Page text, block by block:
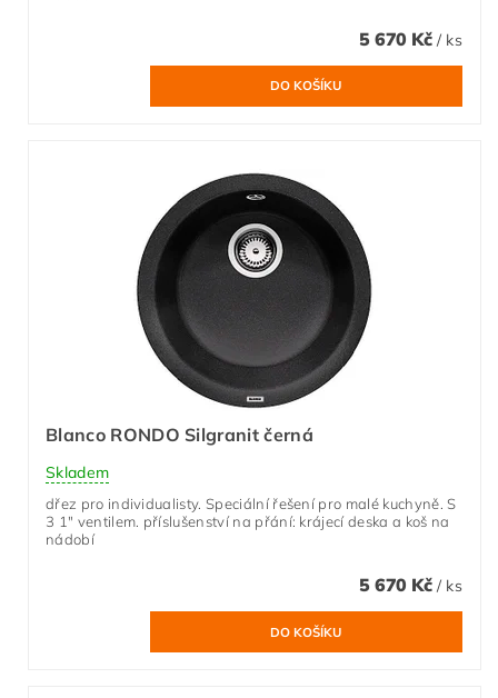
5 670 Kč / ks
Blanco RONDO Silgranit černá
Skladem
dřez pro individualisty. Speciální řešení pro malé kuchyně. S
3 1" ventilem. příslušenství na přání: krájecí deska a koš na
nádobí
5 670 Kč / ks